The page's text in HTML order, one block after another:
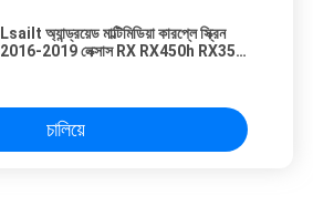
Lsailt অ্যান্ড্রয়েড মাল্টিমিডিয়া কারপ্লে স্ক্রিন
2016-2019 লেক্সাস RX RX450h RX350
চালিয়ে